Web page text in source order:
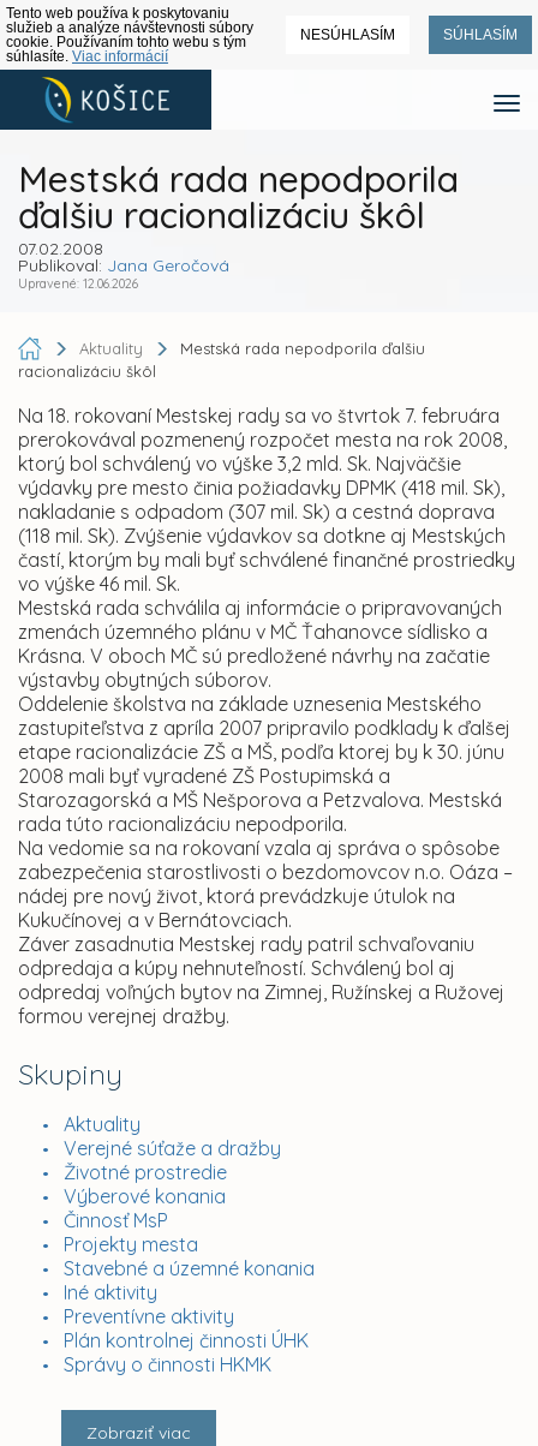
Tento web používa k poskytovaniu
služieb a analýze návštevnosti súbory
cookie. Používaním tohto webu s tým
súhlasíte. Viac informácií
NESÚHLASÍM SÚHLASÍM
Mestská rada nepodporila
ďalšiu racionalizáciu škôl
07.02.2008
Publikoval: Jana Geročová
Upravené: 12.06.2026
Skupiny
Aktuality
Verejné súťaže a dražby
Životné prostredie
Výberové konania
Činnosť MsP
Projekty mesta
Stavebné a územné konania
Iné aktivity
Preventívne aktivity
Plán kontrolnej činnosti ÚHK
Správy o činnosti HKMK
Zobraziť viac
Aktuality
Mestská rada nepodporila ďalšiu
racionalizáciu škôl
Na 18. rokovaní Mestskej rady sa vo štvrtok 7. februára
prerokovával pozmenený rozpočet mesta na rok 2008,
ktorý bol schválený vo výške 3,2 mld. Sk. Najväčšie
výdavky pre mesto činia požiadavky DPMK (418 mil. Sk),
nakladanie s odpadom (307 mil. Sk) a cestná doprava
(118 mil. Sk). Zvýšenie výdavkov sa dotkne aj Mestských
častí, ktorým by mali byť schválené finančné prostriedky
vo výške 46 mil. Sk.
Mestská rada schválila aj informácie o pripravovaných
zmenách územného plánu v MČ Ťahanovce sídlisko a
Krásna. V oboch MČ sú predložené návrhy na začatie
výstavby obytných súborov.
Oddelenie školstva na základe uznesenia Mestského
zastupiteľstva z apríla 2007 pripravilo podklady k ďalšej
etape racionalizácie ZŠ a MŠ, podľa ktorej by k 30. júnu
2008 mali byť vyradené ZŠ Postupimská a
Starozagorská a MŠ Nešporova a Petzvalova. Mestská
rada túto racionalizáciu nepodporila.
Na vedomie sa na rokovaní vzala aj správa o spôsobe
zabezpečenia starostlivosti o bezdomovcov n.o. Oáza –
nádej pre nový život, ktorá prevádzkuje útulok na
Kukučínovej a v Bernátovciach.
Záver zasadnutia Mestskej rady patril schvaľovaniu
odpredaja a kúpy nehnuteľností. Schválený bol aj
odpredaj voľných bytov na Zimnej, Ružínskej a Ružovej
formou verejnej dražby.